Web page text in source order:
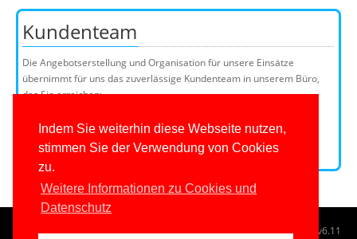
Indem Sie weiterhin diese Webseite nutzen,
stimmen Sie der Verwendung von Cookies
zu.
Weitere Informationen zu Cookies und
Datenschutz
Kundenteam
Die Angebotserstellung und Organisation für unsere Einsätze
übernimmt für uns das zuverlässige Kundenteam in unserem Büro,
das Sie erreichen:
E-Mail:
Kundenteammitglieder
© 1996-2026www.IT-Visions.at-Dr. Holger Schwichtenberg v6.11